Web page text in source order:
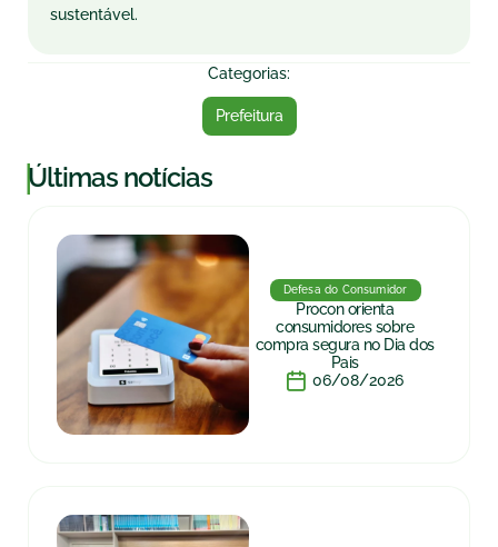
sustentável.
Categorias:
Prefeitura
|Últimas notícias
Defesa do Consumidor
Procon orienta
consumidores sobre
compra segura no Dia dos
Pais
06/08/2026